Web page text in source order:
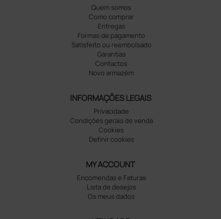
Quem somos
Como comprar
Entregas
Formas de pagamento
Satisfeito ou reembolsado
Garantias
Contactos
Novo armazém
INFORMAÇÕES LEGAIS
Privacidade
Condições gerais de venda
Cookies
Definir cookies
MY ACCOUNT
Encomendas e Faturas
Lista de desejos
Os meus dados